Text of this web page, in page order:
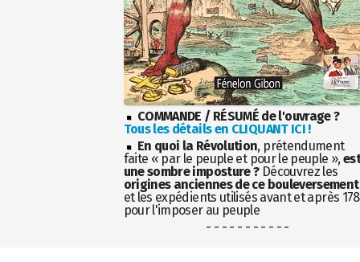
COMMANDE / RÉSUMÉ de l'ouvrage ?
Tous les détails en CLIQUANT ICI !
En quoi la Révolution, prétendument
faite « par le peuple et pour le peuple »,
une sombre imposture ?Découvrez les
origines anciennes de ce bouleversement
et les expédients utilisés avant et après
pour l'imposer au peuple
- - - - - - - - - - -